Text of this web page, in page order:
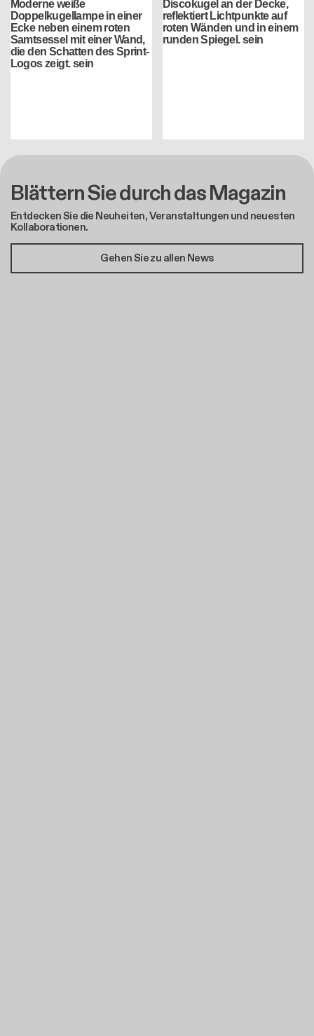
Blättern Sie durch das Magazin
Entdecken Sie die Neuheiten, Veranstaltungen und neuesten
Kollaborationen.
Gehen Sie zu allen News